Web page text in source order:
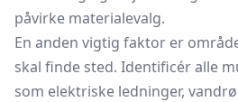
påvirke materialevalg.
En anden vigtig faktor er
skal finde sted. Identificér alle
som elektriske ledninger,